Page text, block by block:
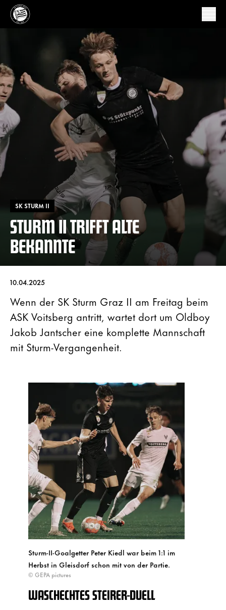
SK STURM II
STURM II TRIFFT ALTE
BEKANNTE
10.04.2025
Wenn der SK Sturm Graz II am Freitag beim
ASK Voitsberg antritt, wartet dort um Oldboy
Jakob Jantscher eine komplette Mannschaft
mit Sturm-Vergangenheit.
Sturm-II-Goalgetter Peter Kiedl war beim 1:1 im
Herbst in Gleisdorf schon mit von der Partie.
© GEPA pictures
WASCHECHTES STEIRER-DUELL